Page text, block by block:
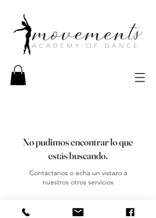
No pudimos encontrar lo que
estás buscando.
Contáctanos o echa un vistazo a
nuestros otros servicios